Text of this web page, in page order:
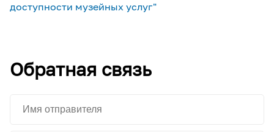
доступности музейных услуг"
Обратная связь